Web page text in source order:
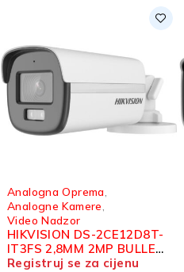
Analogna Oprema
Analogne Kamere
Video Nadzor
HIKVISION DS-2CE12D8T-
IT3FS 2,8MM 2MP BULLET
KAMERA 2MP
Registruj se za cijenu